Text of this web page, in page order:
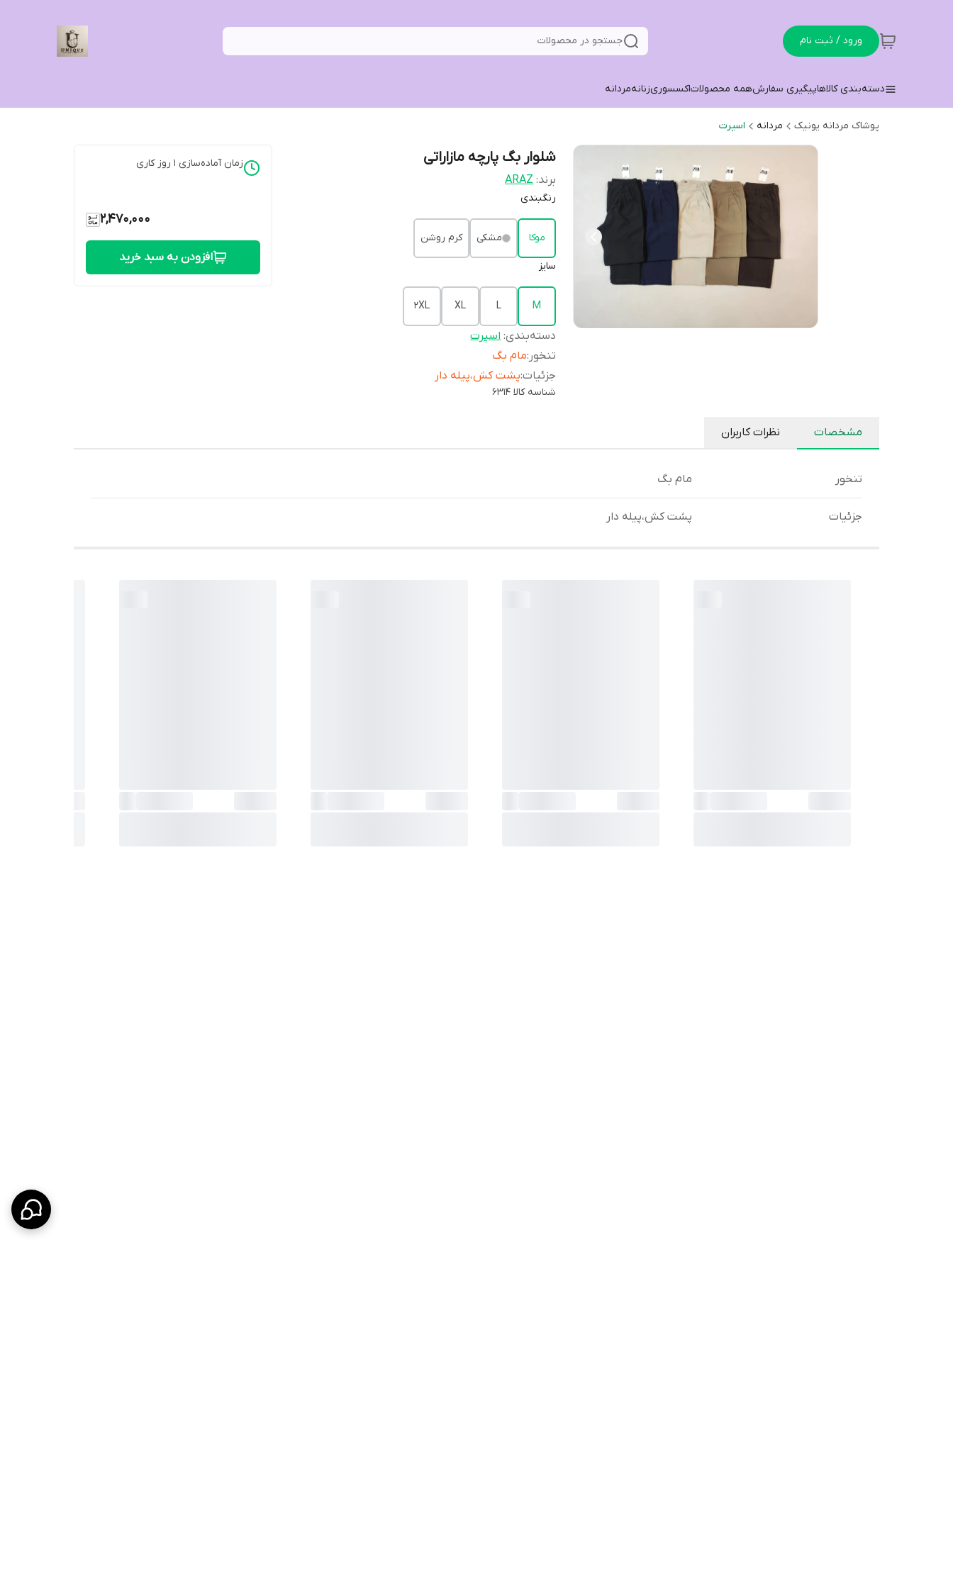
ورود / ثبت نام جستجو در محصولات
دسته‌بندی کالاهاپیگیری سفارشهمه محصولاتاکسسوریزنانهمردانه
پوشاک مردانه یونیک مردانه اسپرت
شلوار بگ پارچه مازاراتی
برند: ARAZ
رنگبندی
موکا مشکی کرم روشن
سایز
M
L
XL
2XL
دسته‌بندی:اسپرت
تنخور :مام بگ
جزئیات:پشت کش،پیله دار
شناسه کالا 6314
زمان آماده‌سازی 1 روز کاری
2,470,000
افزودن به سبد خرید
مشخصات نظرات کاربران
تنخور مام بگ
جزئیات پشت کش،پیله دار